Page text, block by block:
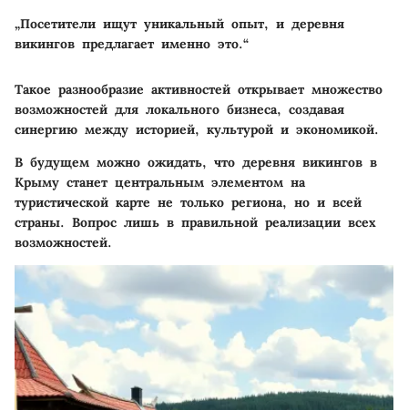
„Посетители ищут уникальный опыт, и деревня
викингов предлагает именно это.“
Такое разнообразие активностей открывает множество
возможностей для локального бизнеса, создавая
синергию между историей, культурой и экономикой.
В будущем можно ожидать, что деревня викингов в
Крыму станет центральным элементом на
туристической карте не только региона, но и всей
страны. Вопрос лишь в правильной реализации всех
возможностей.